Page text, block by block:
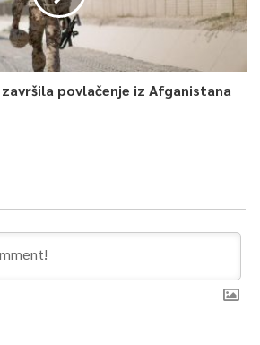
završila povlačenje iz Afganistana